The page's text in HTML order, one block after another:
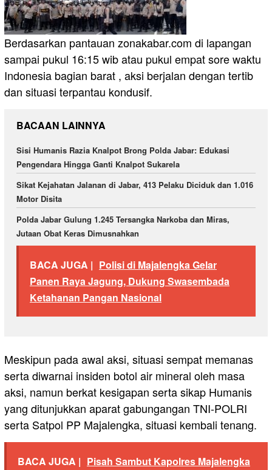
Berdasarkan pantauan zonakabar.com di lapangan
sampai pukul 16:15 wib atau pukul empat sore waktu
Indonesia bagian barat , aksi berjalan dengan tertib
dan situasi terpantau kondusif.
BACAAN LAINNYA
Sisi Humanis Razia Knalpot Brong Polda Jabar: Edukasi
Pengendara Hingga Ganti Knalpot Sukarela
Sikat Kejahatan Jalanan di Jabar, 413 Pelaku Diciduk dan 1.016
Motor Disita
Polda Jabar Gulung 1.245 Tersangka Narkoba dan Miras,
Jutaan Obat Keras Dimusnahkan
BACA JUGA | Polisi di Majalengka Gelar
Panen Raya Jagung, Dukung Swasembada
Ketahanan Pangan Nasional
Meskipun pada awal aksi, situasi sempat memanas
serta diwarnai insiden botol air mineral oleh masa
aksi, namun berkat kesigapan serta sikap Humanis
yang ditunjukkan aparat gabungangan TNI-POLRI
serta Satpol PP Majalengka, situasi kembali tenang.
BACA JUGA | Pisah Sambut Kapolres Majalengka